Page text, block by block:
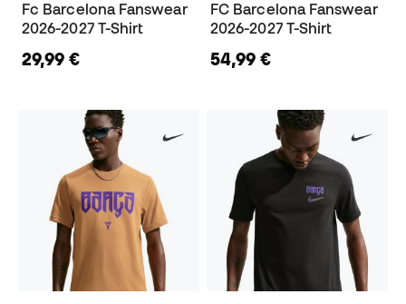
Fc Barcelona Fanswear
2026-2027 T-Shirt
29,99 €
FC Barcelona Fanswear
2026-2027 T-Shirt
54,99 €